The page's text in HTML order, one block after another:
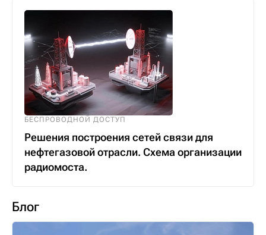
БЕСПРОВОДНОЙ ДОСТУП
Решения построения сетей связи для
нефтегазовой отрасли. Схема организации
радиомоста.
Блог